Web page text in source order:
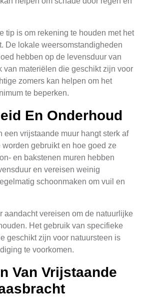
tip is om rekening te houden met het
De lokale weersomstandigheden
hebben op de levensduur van
van materiëlen die geschikt zijn voor
zomers kan helpen om het
te beperken.
En Onderhoud
een vrijstaande muur hangt sterk af
gebruikt en hoe goed ze
en bakstenen muren hebben
en vereisen weinig
schoonmaken om vuil en
aandacht vereisen om de natuurlijke
Het gebruik van specifieke
geschikt zijn voor natuursteen is
te voorkomen.
Van Vrijstaande